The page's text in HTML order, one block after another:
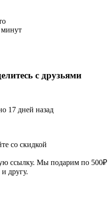
минут
с друзьями
17 дней назад
со скидкой
ссылку. Мы подарим по 500₽
другу.